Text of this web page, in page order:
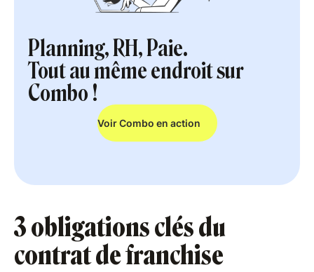
Planning, RH, Paie.
Tout au même endroit sur
Combo !
Voir Combo en action
3 obligations clés du
contrat de franchise